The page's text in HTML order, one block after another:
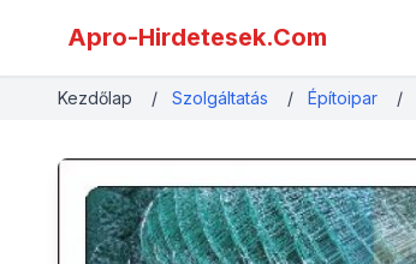
Apro-Hirdetesek.Com
Kezdőlap / Szolgáltatás / Építoipar /